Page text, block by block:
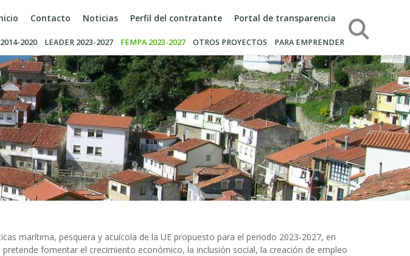
Contacto Noticias Perfil del contratante Portal de transparencia
2020 LEADER 2023-2027 FEMPA 2023-2027 OTROS PROYECTOS PARA EMPRENDER
Búsqueda
marítima, pesquera y acuícola de la UE propuesto para el periodo 2023-2027, en
fomentar el crecimiento económico, la inclusión social, la creación de empleo